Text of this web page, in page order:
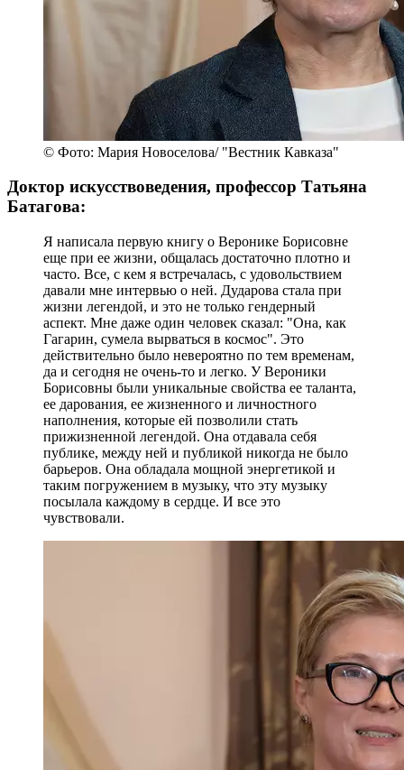
© Фото: Мария Новоселова/ "Вестник Кавказа"
Доктор искусствоведения, профессор Татьяна
Батагова:
Я написала первую книгу о Веронике Борисовне
еще при ее жизни, общалась достаточно плотно и
часто. Все, с кем я встречалась, с удовольствием
давали мне интервью о ней. Дударова стала при
жизни легендой, и это не только гендерный
аспект. Мне даже один человек сказал: "Она, как
Гагарин, сумела вырваться в космос". Это
действительно было невероятно по тем временам,
да и сегодня не очень-то и легко. У Вероники
Борисовны были уникальные свойства ее таланта,
ее дарования, ее жизненного и личностного
наполнения, которые ей позволили стать
прижизненной легендой. Она отдавала себя
публике, между ней и публикой никогда не было
барьеров. Она обладала мощной энергетикой и
таким погружением в музыку, что эту музыку
посылала каждому в сердце. И все это
чувствовали.